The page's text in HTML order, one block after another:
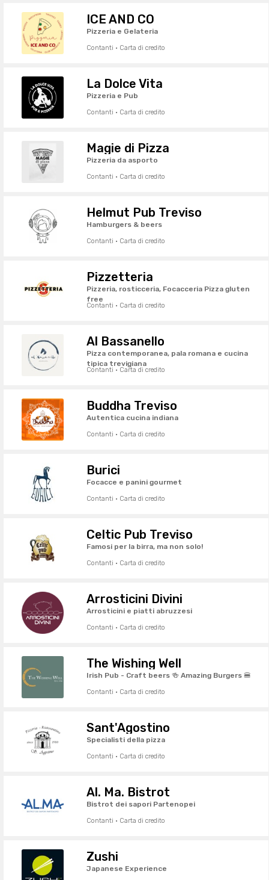
ICE AND CO
Pizzeria e Gelateria
Contanti · Carta di credito
La Dolce Vita
Pizzeria e Pub
Contanti · Carta di credito
Magie di Pizza
Pizzeria da asporto
Contanti · Carta di credito
Helmut Pub Treviso
Hamburgers & beers
Contanti · Carta di credito
Pizzetteria
Pizzeria, rosticceria, Focacceria Pizza gluten
free
Contanti · Carta di credito
Al Bassanello
Pizza contemporanea, pala romana e cucina
tipica trevigiana
Contanti · Carta di credito
Buddha Treviso
Autentica cucina indiana
Contanti · Carta di credito
Burici
Focacce e panini gourmet
Contanti · Carta di credito
Celtic Pub Treviso
Famosi per la birra, ma non solo!
Contanti · Carta di credito
Arrosticini Divini
Arrosticini e piatti abruzzesi
Contanti · Carta di credito
The Wishing Well
Irish Pub - Craft beers 🍻 Amazing Burgers 🍔
Contanti · Carta di credito
Sant'Agostino
Specialisti della pizza
Contanti · Carta di credito
Al. Ma. Bistrot
Bistrot dei sapori Partenopei
Contanti · Carta di credito
Zushi
Japanese Experience